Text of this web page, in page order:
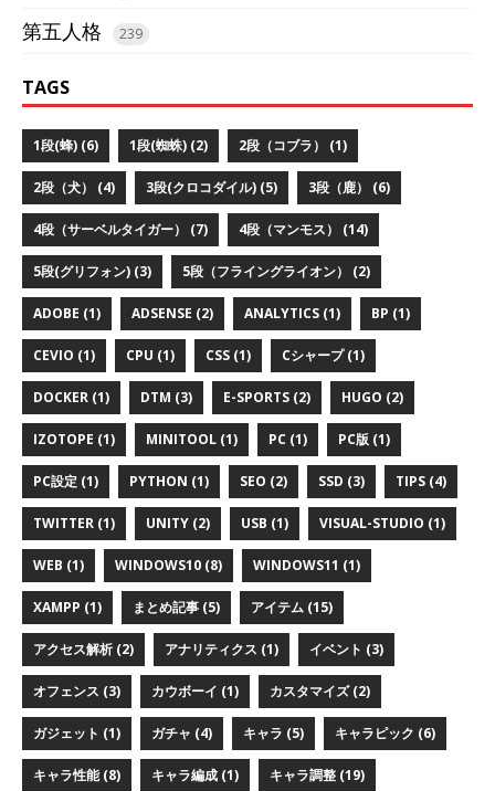
第五人格 239
TAGS
1段(蜂) (6) 1段(蜘蛛) (2) 2段（コブラ） (1)
2段（犬） (4) 3段(クロコダイル) (5) 3段（鹿） (6)
4段（サーベルタイガー） (7) 4段（マンモス） (14)
5段(グリフォン) (3) 5段（フライングライオン） (2)
ADOBE (1) ADSENSE (2) ANALYTICS (1) BP (1)
CEVIO (1) CPU (1) CSS (1) Cシャープ (1)
DOCKER (1) DTM (3) E-SPORTS (2) HUGO (2)
IZOTOPE (1) MINITOOL (1) PC (1) PC版 (1)
PC設定 (1) PYTHON (1) SEO (2) SSD (3) TIPS (4)
TWITTER (1) UNITY (2) USB (1) VISUAL-STUDIO (1)
WEB (1) WINDOWS10 (8) WINDOWS11 (1)
XAMPP (1) まとめ記事 (5) アイテム (15)
アクセス解析 (2) アナリティクス (1) イベント (3)
オフェンス (3) カウボーイ (1) カスタマイズ (2)
ガジェット (1) ガチャ (4) キャラ (5) キャラピック (6)
キャラ性能 (8) キャラ編成 (1) キャラ調整 (19)